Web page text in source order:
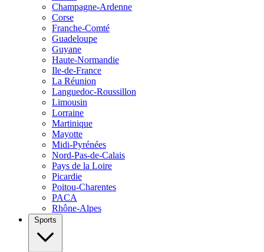
Champagne-Ardenne
Corse
Franche-Comté
Guadeloupe
Guyane
Haute-Normandie
Ile-de-France
La Réunion
Languedoc-Roussillon
Limousin
Lorraine
Martinique
Mayotte
Midi-Pyrénées
Nord-Pas-de-Calais
Pays de la Loire
Picardie
Poitou-Charentes
PACA
Rhône-Alpes
Sports